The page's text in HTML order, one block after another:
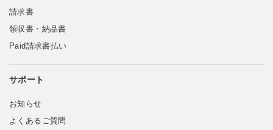
請求書
領収書・納品書
Paid請求書払い
サポート
お知らせ
よくあるご質問